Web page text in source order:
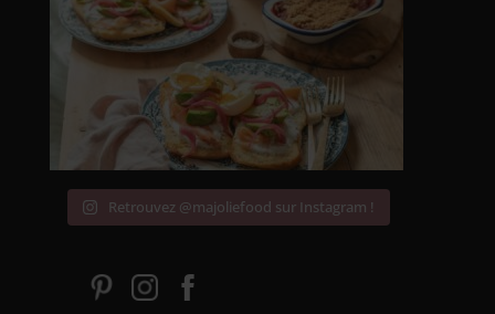
Retrouvez @majoliefood sur Instagram !